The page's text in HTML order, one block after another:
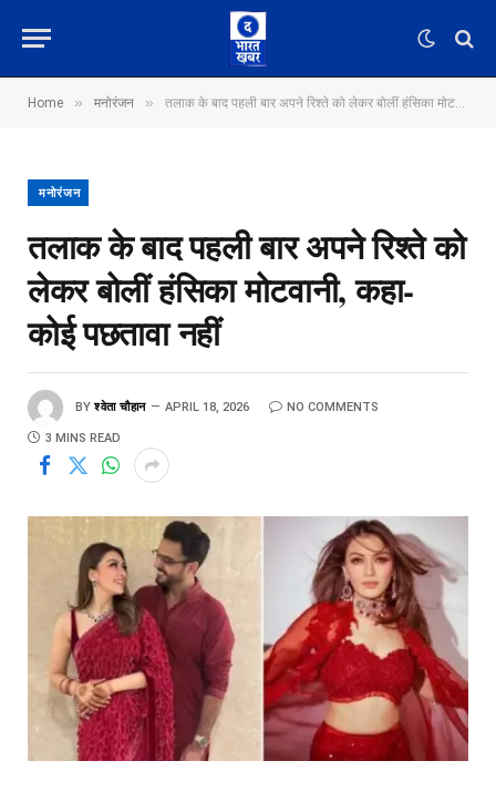
Home » मनोरंजन » तलाक के बाद पहली बार अपने रिश्ते को लेकर बोलीं हंसिका मोटवानी, कहा- कोई पछतावा नहीं
मनोरंजन
तलाक के बाद पहली बार अपने रिश्ते को
लेकर बोलीं हंसिका मोटवानी, कहा-
कोई पछतावा नहीं
BY श्वेता चौहान APRIL 18, 2026 NO COMMENTS
3 MINS READ